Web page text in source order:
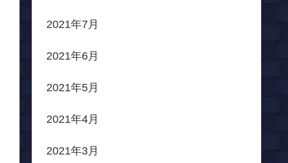
2021年7月
2021年6月
2021年5月
2021年4月
2021年3月